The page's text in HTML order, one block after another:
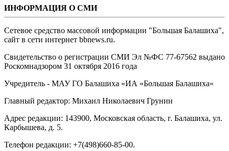
ИНФОРМАЦИЯ О СМИ
Сетевое средство массовой информации "Большая Балашиха",
сайт в сети интернет bbnews.ru.
Свидетельство о регистрации СМИ Эл №ФС ‎77-67562 выдано
Роскомнадзором 31 октября 2016 года
Учредитель - МАУ ГО Балашиха «ИА «Большая Балашиха»
Главный редактор: Михаил Николаевич Грунин
Адрес редакции: 143900, Московская область, г. Балашиха, ул.
Карбышева, д. 5.
Телефон редакции: +7(498)660-85-00.